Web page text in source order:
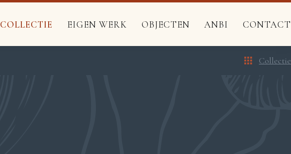
COLLECTIE EIGEN WERK OBJECTEN ANBI CONTACT
Collectie